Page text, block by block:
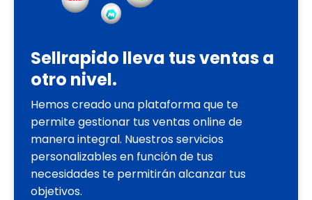
Sellrapido lleva tus ventas a
otro nivel.
Hemos creado una plataforma que te
permite gestionar tus ventas online de
manera integral. Nuestros servicios
personalizables en función de tus
necesidades te permitirán alcanzar tus
objetivos.